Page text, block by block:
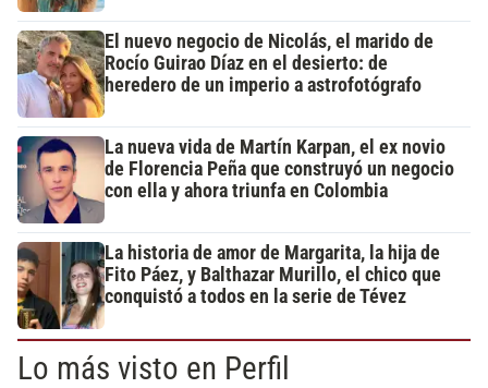
El nuevo negocio de Nicolás, el marido de
Rocío Guirao Díaz en el desierto: de
heredero de un imperio a astrofotógrafo
La nueva vida de Martín Karpan, el ex novio
de Florencia Peña que construyó un negocio
con ella y ahora triunfa en Colombia
La historia de amor de Margarita, la hija de
Fito Páez, y Balthazar Murillo, el chico que
conquistó a todos en la serie de Tévez
Lo más visto en Perfil